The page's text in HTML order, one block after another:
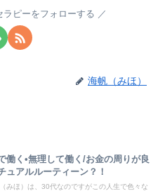
ラピーをフォローする
海帆（みほ）
働く•無理して働く/お金の周りが良
ュアルルーティーン？！
みほ）は、30代なのですがこの人生で色々な